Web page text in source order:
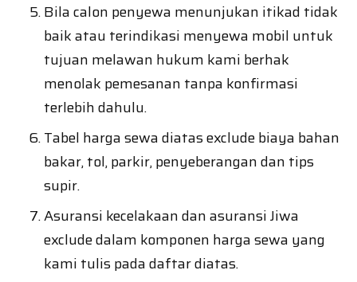
Bila calon penyewa menunjukan itikad tidak
baik atau terindikasi menyewa mobil untuk
tujuan melawan hukum kami berhak
menolak pemesanan tanpa konfirmasi
terlebih dahulu.
Tabel harga sewa diatas exclude biaya bahan
bakar, tol, parkir, penyeberangan dan tips
supir.
Asuransi kecelakaan dan asuransi Jiwa
exclude dalam komponen harga sewa yang
kami tulis pada daftar diatas.